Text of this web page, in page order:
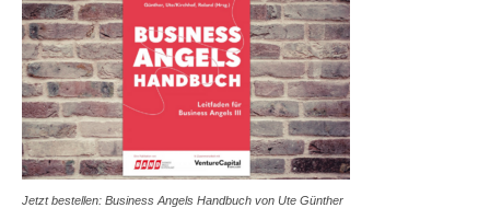
Jetzt bestellen: Business Angels Handbuch von Ute Günther